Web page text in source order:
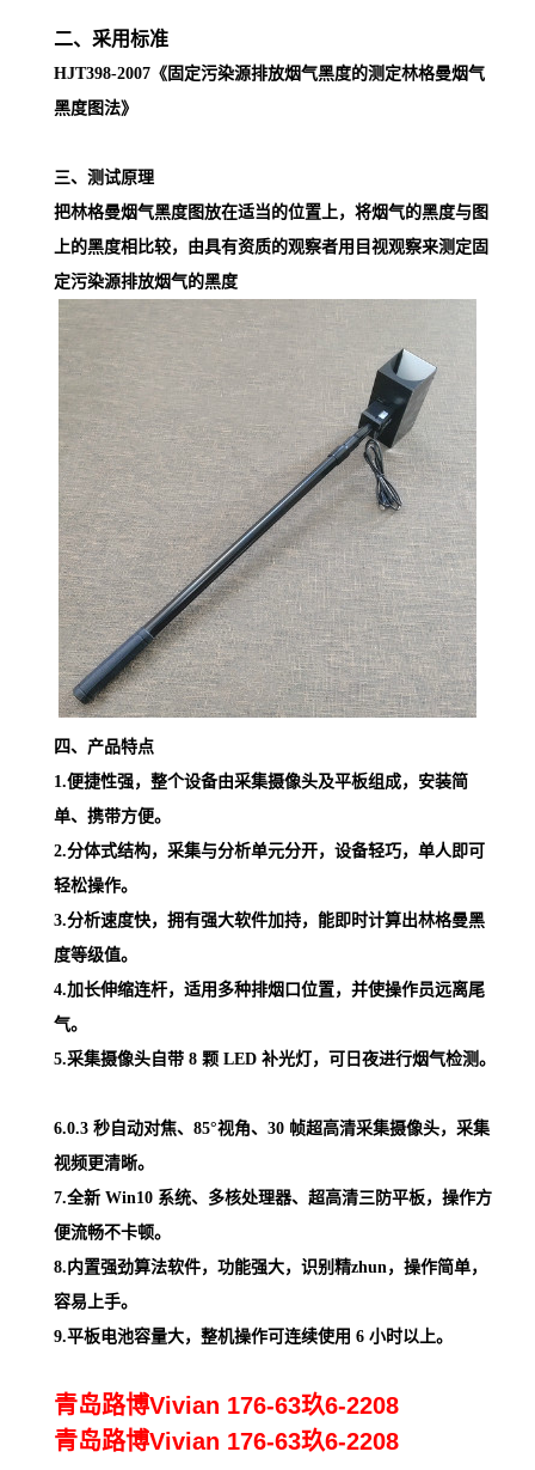
二、 采用标准
HJT398-2007 《 固定污染源排放烟气黑度的测定林格曼烟气
黑度图法》
三、测试原理
把林格曼烟气黑度图放在适当的位置上，将烟气的黑度与图
上的黑度相比较，由具有资质的观察者用目视观察来测定固
定污染源排放烟气的黑度
四、产品特点
1.便捷性强，整个设备由采集摄像头及平板组成，安装简
单、携带方便。
2.分体式结构，采集与分析单元分开，设备轻巧，单人即可
轻松操作。
3.分析速度快，拥有强大软件加持，能即时计算出林格曼黑
度等级值。
4.加长伸缩连杆，适用多种排烟口位置，并使操作员远离尾
气。
5.采集摄像头自带 8 颗 LED 补光灯，可日夜进行烟气检测。
6.0.3 秒自动对焦、85°视角、30 帧超高清采集摄像头，采集
视频更清晰。
7.全新 Win10 系统、多核处理器、超高清三防平板，操作方
便流畅不卡顿。
8.内置强劲算法软件，功能强大，识别精zhun，操作简单，
容易上手。
9.平板电池容量大，整机操作可连续使用 6 小时以上。
青岛路博Vivian 176-63玖6-2208
青岛路博Vivian 176-63玖6-2208